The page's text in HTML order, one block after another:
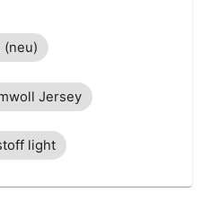
(neu)
Jersey
light